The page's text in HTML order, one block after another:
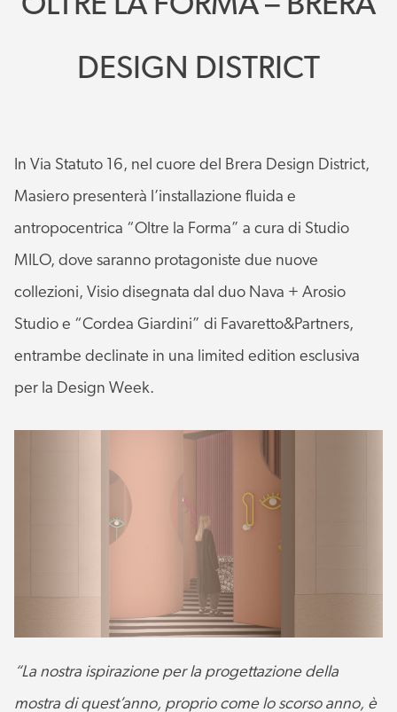
OLTRE LA FORMA – BRERA
DESIGN DISTRICT
In Via Statuto 16, nel cuore del Brera Design District,
Masiero presenterà l’installazione fluida e
antropocentrica “Oltre la Forma” a cura di Studio
MILO, dove saranno protagoniste due nuove
collezioni, Visio disegnata dal duo Nava + Arosio
Studio e “Cordea Giardini” di Favaretto&Partners,
entrambe declinate in una limited edition esclusiva
per la Design Week.
“La nostra ispirazione per la progettazione della
mostra di quest’anno, proprio come lo scorso anno, è